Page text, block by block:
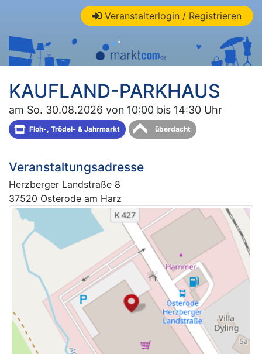
Veranstalterlogin / Registrieren
KAUFLAND-PARKHAUS
am So. 30.08.2026 von 10:00 bis 14:30 Uhr
Floh-, Trödel- & Jahrmarkt überdacht
Veranstaltungsadresse
Herzberger Landstraße 8
37520 Osterode am Harz